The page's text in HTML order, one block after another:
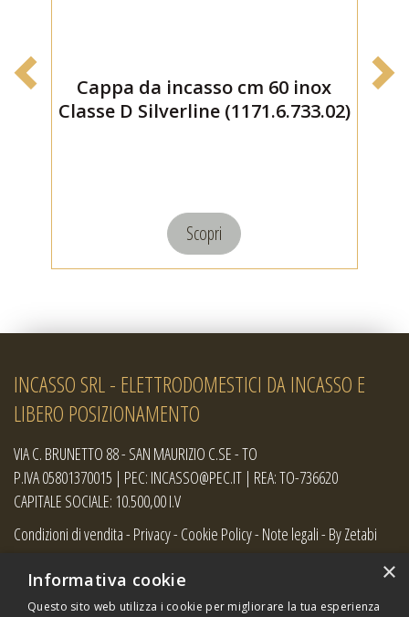
Cappa da incasso cm 60 inox
Classe D Silverline (1171.6.733.02)
Scopri
INCASSO SRL - ELETTRODOMESTICI DA INCASSO E
LIBERO POSIZIONAMENTO
VIA C. BRUNETTO 88 - SAN MAURIZIO C.SE - TO
P.IVA 05801370015 | PEC: INCASSO@PEC.IT | REA: TO-736620
CAPITALE SOCIALE: 10.500,00 I.V
Condizioni di vendita- Privacy- Cookie Policy- Note legali- By Zetabi
×
Informativa cookie
Questo sito web utilizza i cookie per migliorare la tua esperienza